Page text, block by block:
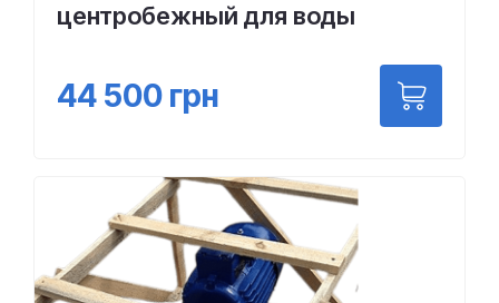
центробежный для воды
44 500 грн